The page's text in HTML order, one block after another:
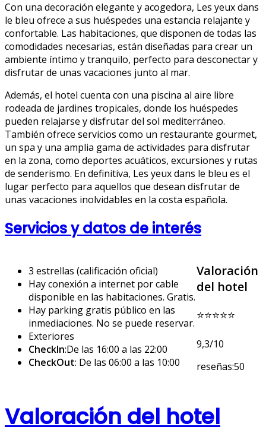
Con una decoración elegante y acogedora, Les yeux dans
le bleu ofrece a sus huéspedes una estancia relajante y
confortable. Las habitaciones, que disponen de todas las
comodidades necesarias, están diseñadas para crear un
ambiente íntimo y tranquilo, perfecto para desconectar y
disfrutar de unas vacaciones junto al mar.
Además, el hotel cuenta con una piscina al aire libre
rodeada de jardines tropicales, donde los huéspedes
pueden relajarse y disfrutar del sol mediterráneo.
También ofrece servicios como un restaurante gourmet,
un spa y una amplia gama de actividades para disfrutar
en la zona, como deportes acuáticos, excursiones y rutas
de senderismo. En definitiva, Les yeux dans le bleu es el
lugar perfecto para aquellos que desean disfrutar de
unas vacaciones inolvidables en la costa española.
Servicios y datos de interés
3 estrellas (calificación oficial)
Hay conexión a internet por cable
disponible en las habitaciones. Gratis.
Hay parking gratis público en las
inmediaciones. No se puede reservar.
Exteriores
CheckIn:De las 16:00 a las 22:00
CheckOut: De las 06:00 a las 10:00
Valoración
del hotel
⭐⭐⭐⭐⭐
9,3/10
reseñas:50
Valoración del hotel